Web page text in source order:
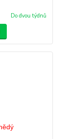
Do dvou týdnů